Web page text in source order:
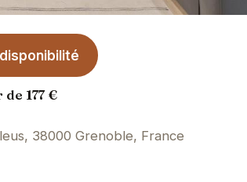
177 €
38000 Grenoble, France